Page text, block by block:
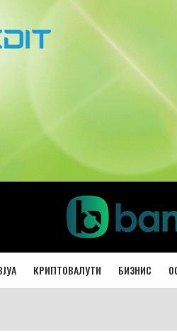
КРИПТОВАЛУТИ БИЗНИС